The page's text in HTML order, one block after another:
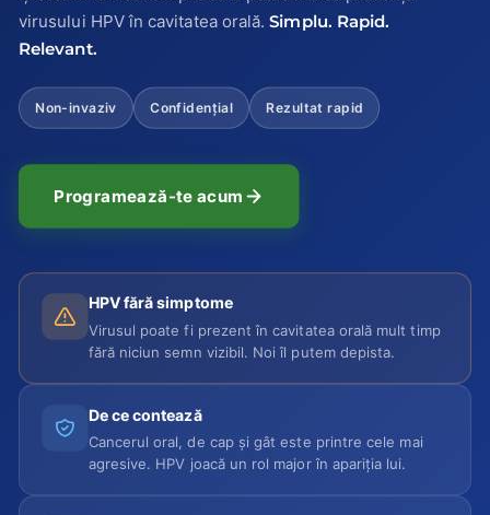
virusului HPV în cavitatea orală.Simplu. Rapid.
Relevant.
Non-invaziv Confidențial Rezultat rapid
Programează-te acum
HPV fără simptome
Virusul poate fi prezent în cavitatea orală mult timp
fără niciun semn vizibil. Noi îl putem depista.
De ce contează
Cancerul oral, de cap și gât este printre cele mai
agresive. HPV joacă un rol major în apariția lui.